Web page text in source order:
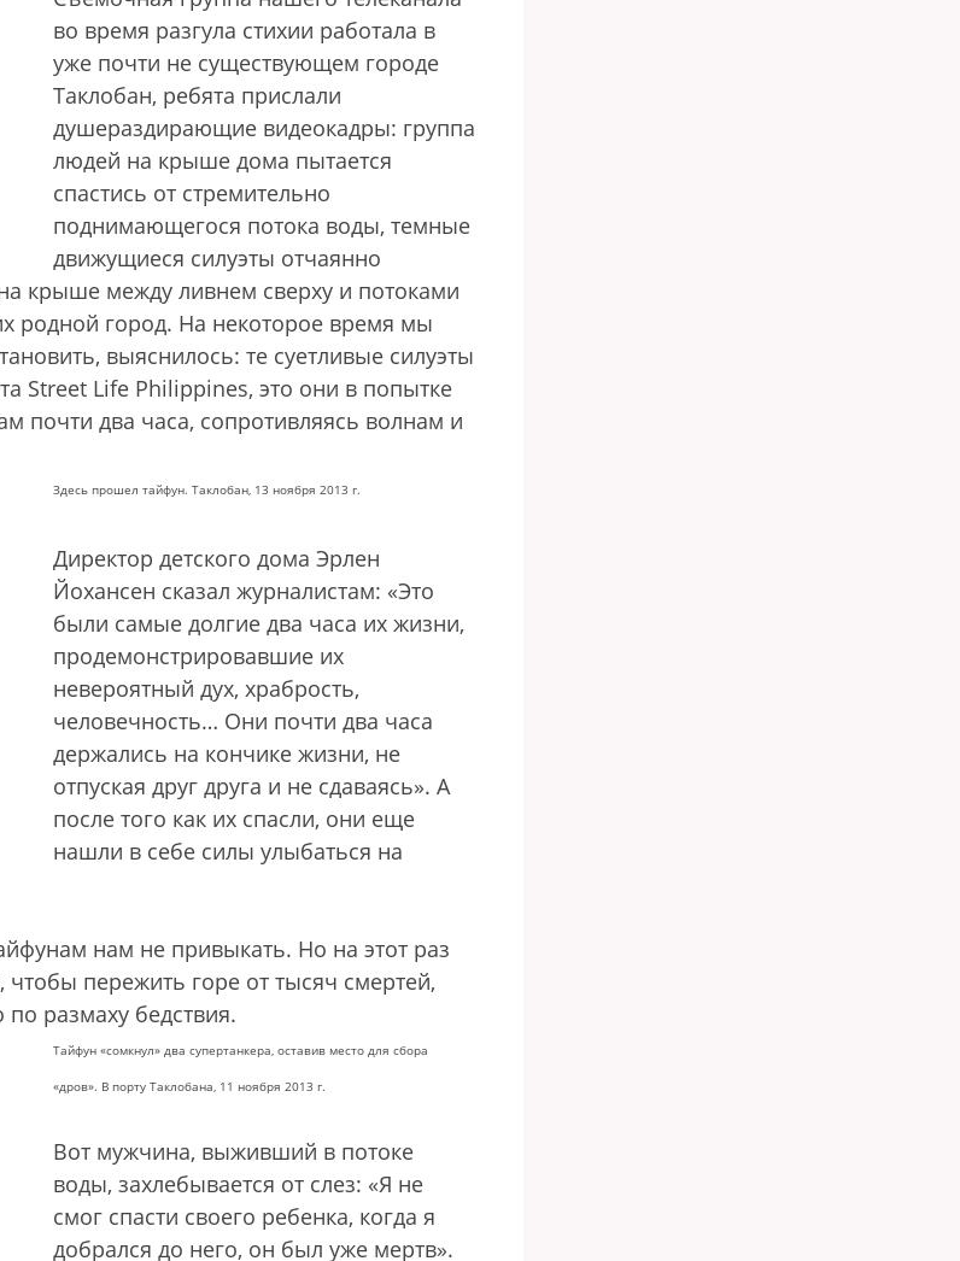
во время разгула стихии работала в
уже почти не существующем городе
Таклобан, ребята прислали
душераздирающие видеокадры: группа
людей на крыше дома пытается
спастись от стремительно
поднимающегося потока воды, темные
движущиеся силуэты отчаянно
крыше между ливнем сверху и потоками
родной город. На некоторое время мы
выяснилось: те суетливые силуэты
Street Life Philippines, это они в попытке
почти два часа, сопротивляясь волнам и
Здесь прошел тайфун. Таклобан, 13 ноября 2013 г.
Директор детского дома Эрлен
Йохансен сказал журналистам: «Это
были самые долгие два часа их жизни,
продемонстрировавшие их
невероятный дух, храбрость,
человечность… Они почти два часа
держались на кончике жизни, не
отпуская друг друга и не сдаваясь». А
после того как их спасли, они еще
нашли в себе силы улыбаться на
нам не привыкать. Но на этот раз
пережить горе от тысяч смертей,
по размаху бедствия.
Тайфун «сомкнул» два супертанкера, оставив место для сбора
«дров». В порту Таклобана, 11 ноября 2013 г.
Вот мужчина, выживший в потоке
воды, захлебывается от слез: «Я не
смог спасти своего ребенка, когда я
добрался до него, он был уже мертв».